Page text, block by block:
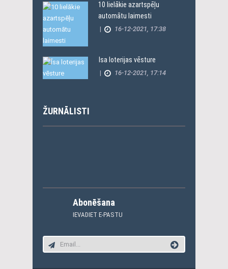
10 lielākie azartspēļu
automātu laimesti
| 16-12-2021, 17:38
Īsa loterijas vēsture
| 16-12-2021, 17:14
ŽURNĀLISTI
Abonēšana
IEVADIET E-PASTU